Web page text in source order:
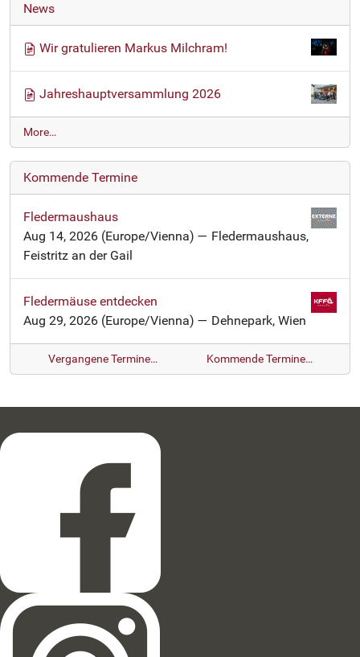
News
Wir gratulieren Markus Milchram!
Jahreshauptversammlung 2026
N
e
w
s
-
More…
Kommende Termine
Fledermaushaus
Aug 14, 2026 (Europe/Vienna) — Fledermaushaus,
Feistritz an der Gail
Fledermäuse entdecken
Aug 29, 2026 (Europe/Vienna) — Dehnepark, Wien
Vergangene Termine… Kommende Termine…